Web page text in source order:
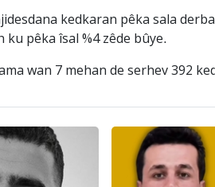
kedkaran pêka sala
ku pêka îsal %4 zêde bûye.
wan 7 mehan de serhev 392